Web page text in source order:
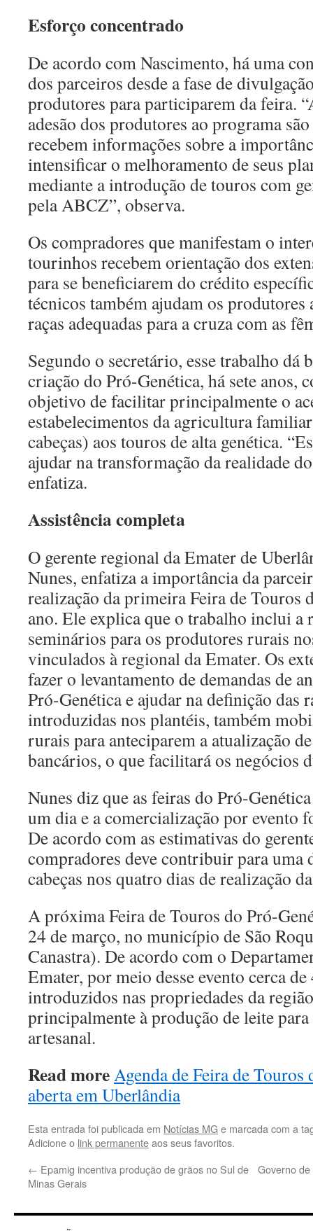
Esforço concentrado
De acordo com Nascimento, há uma
dos parceiros desde a fase de
produtores para participarem da feira.
adesão dos produtores ao programa
recebem informações sobre a
intensificar o melhoramento de seus
mediante a introdução de touros com
pela ABCZ”, observa.
Os compradores que manifestam o
tourinhos recebem orientação dos
para se beneficiarem do crédito
técnicos também ajudam os produtores
raças adequadas para a cruza com as
Segundo o secretário, esse trabalho dá
criação do Pró-Genética, há sete anos,
objetivo de facilitar principalmente o
estabelecimentos da agricultura
cabeças) aos touros de alta genética.
ajudar na transformação da realidade
enfatiza.
Assistência completa
O gerente regional da Emater de
Nunes, enfatiza a importância da
realização da primeira Feira de Touros
ano. Ele explica que o trabalho inclui a
seminários para os produtores rurais
vinculados à regional da Emater. Os
fazer o levantamento de demandas de
Pró-Genética e ajudar na definição das
introduzidas nos plantéis, também
rurais para anteciparem a atualização
bancários, o que facilitará os negócios
Nunes diz que as feiras do Pró-
um dia e a comercialização por evento
De acordo com as estimativas do
compradores deve contribuir para uma
cabeças nos quatro dias de realização
A próxima Feira de Touros do Pró-
24 de março, no município de São
Canastra). De acordo com o
Emater, por meio desse evento cerca
introduzidos nas propriedades da
principalmente à produção de leite
artesanal.
Read moreAgenda de Feira de Touros
aberta em Uberlândia
Esta entrada foi publicada em Notícias MGe marcada com a
Adicione o link permanenteaos seus favoritos.
← Epamig incentiva produção de grãos no Sul de
Minas Gerais
Governo